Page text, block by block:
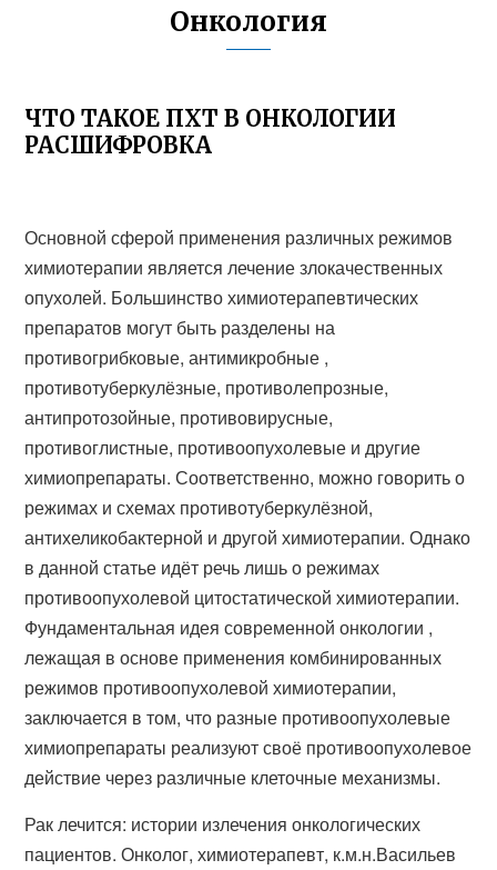
Онкология
ЧТО ТАКОЕ ПХТ В ОНКОЛОГИИ
РАСШИФРОВКА
Основной сферой применения различных режимов
химиотерапии является лечение злокачественных
опухолей. Большинство химиотерапевтических
препаратов могут быть разделены на
противогрибковые, антимикробные ,
противотуберкулёзные, противолепрозные,
антипротозойные, противовирусные,
противоглистные, противоопухолевые и другие
химиопрепараты. Соответственно, можно говорить о
режимах и схемах противотуберкулёзной,
антихеликобактерной и другой химиотерапии. Однако
в данной статье идёт речь лишь о режимах
противоопухолевой цитостатической химиотерапии.
Фундаментальная идея современной онкологии ,
лежащая в основе применения комбинированных
режимов противоопухолевой химиотерапии,
заключается в том, что разные противоопухолевые
химиопрепараты реализуют своё противоопухолевое
действие через различные клеточные механизмы.
Рак лечится: истории излечения онкологических
пациентов. Онколог, химиотерапевт, к.м.н.Васильев